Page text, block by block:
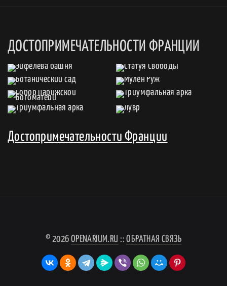
ДОСТОПРИМЕЧАТЕЛЬНОСТИ ФРАНЦИИ
Достопримечательности Франции
© 2026 OPENARIUM.RU ::ОБРАТНАЯ СВЯЗЬ